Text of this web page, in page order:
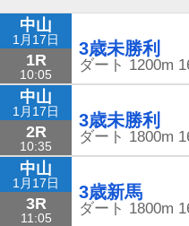
中山
1月17日
1R
10:05
3歳未勝利
ダート 1200m
中山
1月17日
2R
10:35
3歳未勝利
ダート 1800m
中山
1月17日
3R
11:05
3歳新馬
ダート 1800m